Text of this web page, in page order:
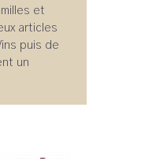
et
articles
puis de
un